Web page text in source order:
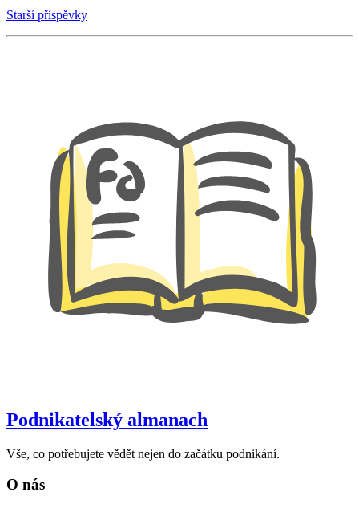
Starší příspěvky
Podnikatelský almanach
Vše, co potřebujete vědět nejen do začátku podnikání.
O nás